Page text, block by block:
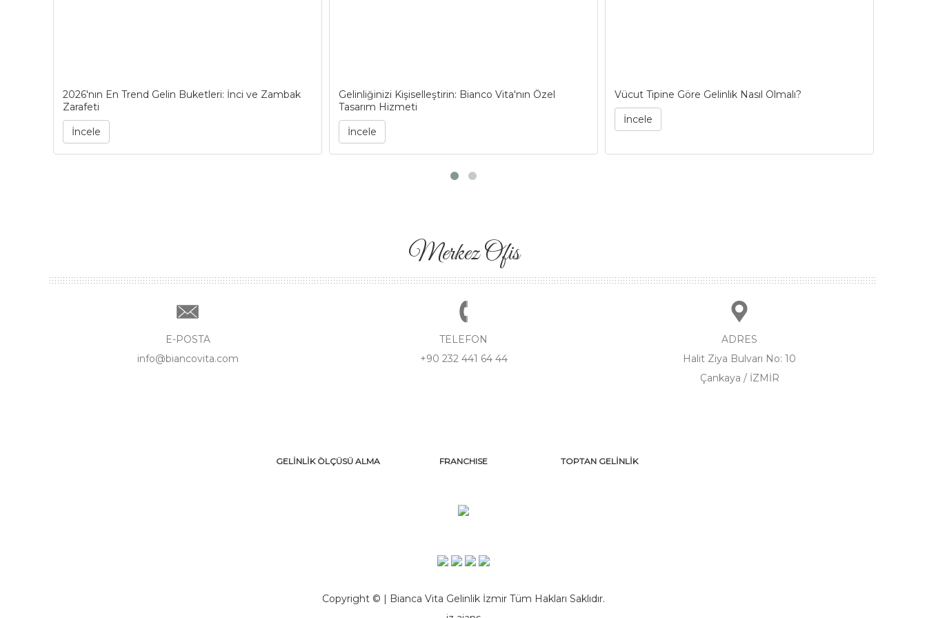
2026'nın En Trend Gelin Buketleri: İnci ve Zambak
Zarafeti
İncele
Gelinliğinizi Kişiselleştirin: Bianco Vita'nın Özel
Tasarım Hizmeti
İncele
Vücut Tipine Göre Gelinlik Nasıl Olmalı?
İncele
Merkez Ofis
E-POSTA
info@biancovita.com
TELEFON
+90 232 441 64 44
ADRES
Halit Ziya Bulvarı No: 10
Çankaya / İZMİR
GELİNLİK ÖLÇÜSÜ ALMA FRANCHISE TOPTAN GELİNLİK
Copyright © | Bianca Vita Gelinlik İzmir Tüm Hakları Saklıdır.